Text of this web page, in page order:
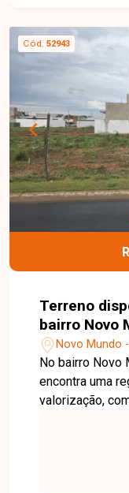
área de serviço,
garagem. O
proporciona
ampliação,
ou novos
imóvel. Esta é uma excelente oportunidade para
quem busca
e com amplo
Agende uma
detalhes deste
Cód. 52943
Terreno
bairro Novo
Novo Mundo
No bairro Novo
encontra uma
valorização,
grande
próxima a